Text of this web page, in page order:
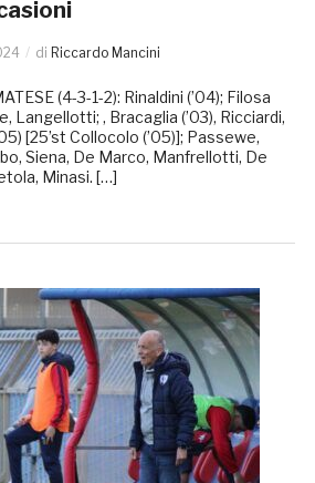
di Riccardo Mancini
(4-3-1-2): Rinaldini (’04); Filosa
Langellotti; , Bracaglia (’03), Ricciardi,
[25’st Collocolo (’05)]; Passewe,
Siena, De Marco, Manfrellotti, De
Minasi. […]